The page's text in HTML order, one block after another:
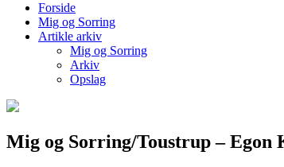
Forside
Mig og Sorring
Artikle arkiv
Mig og Sorring
Arkiv
Opslag
Mig og Sorring/Toustrup – Egon